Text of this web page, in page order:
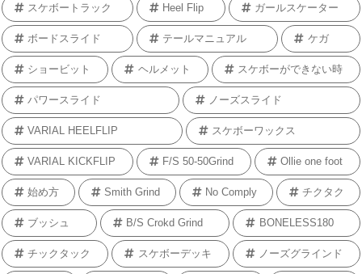
スケボートラック Heel Flip ガールスケーター
ボードスライド テールマニュアル ケガ
ショービット ヘルメット スケボーができない時
パワースライド ノーズスライド
VARIAL HEELFLIP スケボーワックス
VARIAL KICKFLIP F/S 50-50Grind Ollie one foot
始め方 Smith Grind No Comply チクタク
ブッシュ B/S Crokd Grind BONELESS180
チックタック スケボーデッキ ノーズグラインド